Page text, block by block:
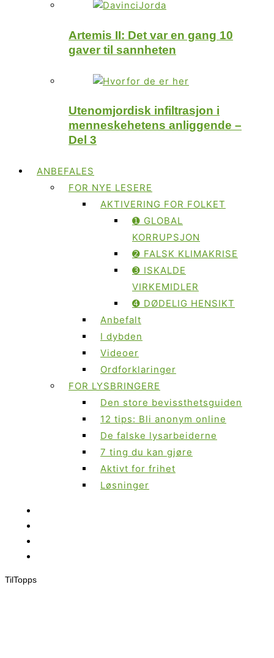
Artemis II: Det var en gang 10
gaver til sannheten
Utenomjordisk infiltrasjon i
menneskehetens anliggende –
Del 3
ANBEFALES
FOR NYE LESERE
AKTIVERING FOR FOLKET
➊ GLOBAL
KORRUPSJON
➋ FALSK KLIMAKRISE
➌ ISKALDE
VIRKEMIDLER
➍ DØDELIG HENSIKT
Anbefalt
I dybden
Videoer
Ordforklaringer
FOR LYSBRINGERE
Den store bevissthetsguiden
12 tips: Bli anonym online
De falske lysarbeiderne
7 ting du kan gjøre
Aktivt for frihet
Løsninger
TilTopps